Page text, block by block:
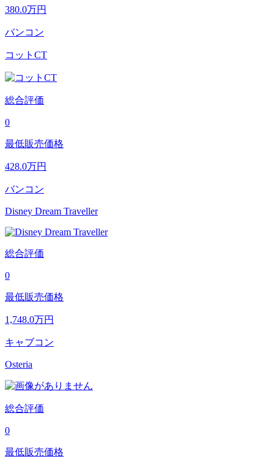
380.0万円
バンコン
コットCT
総合評価
0
最低販売価格
428.0万円
バンコン
Disney Dream Traveller
総合評価
0
最低販売価格
1,748.0万円
キャブコン
Osteria
総合評価
0
最低販売価格